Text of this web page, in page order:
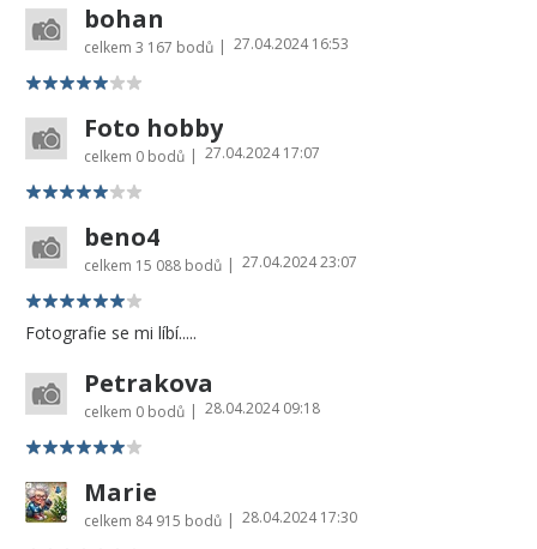
bohan
celkem 3 167 bodů | 27.04.2024 16:53
Foto hobby
celkem 0 bodů | 27.04.2024 17:07
beno4
celkem 15 088 bodů | 27.04.2024 23:07
Fotografie se mi líbí.....
Petrakova
celkem 0 bodů | 28.04.2024 09:18
Marie
celkem 84 915 bodů | 28.04.2024 17:30